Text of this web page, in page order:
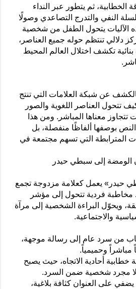
الخطابية، ثم يتطور عبر النداء
النفي والتدرج التصاعدي وصولًا
الآليات يتحول الطفل من شخصية
دلالي تنتظم حوله جميع العناصر،
تكشف اختلال العالم المحيط
عن شبكة العلامات التي تنتج
تتحول العناصر اللغوية والصور
تتجاوز معناها المباشر. ومن هذا
بوصفها ألفاظًا منفصلة، بل
المترابطة التي تسهم مجتمعة في
الومضة إلى سبطي حيدر
حيدر» يعمل كعلامة مزدوجة تجمع
فردية تتحول إلى مؤشر
ويحوّل البراءة الشخصية إلى مرآة
والاجتماعية.
من سرد عام إلى رسالة موجهة،
مباشراً وحميمياً.
خطابية أحادية الاتجاه، حيث يصبح
لا مجرد شخصية ضمن السرد.
على العنوان كثافة بلاغية،